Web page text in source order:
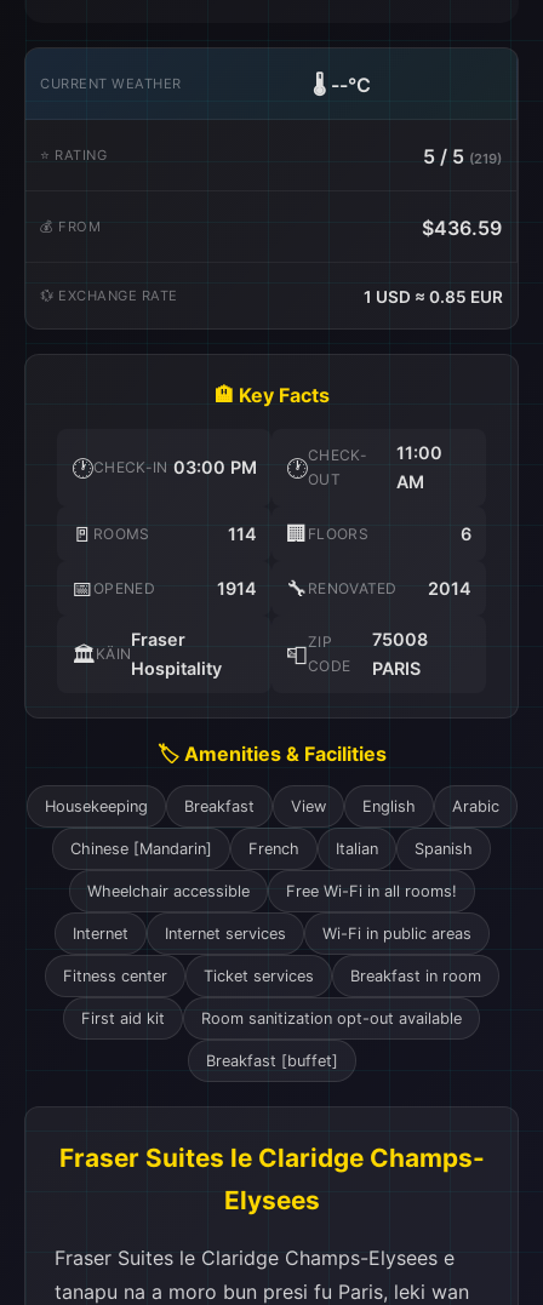
CURRENT WEATHER 🌡️ --°C
⭐ RATING 5 / 5 (219)
💰 FROM $436.59
💱 EXCHANGE RATE 1 USD ≈ 0.85 EUR
🏨 Key Facts
🕐CHECK-IN 03:00 PM 🕐CHECK-
OUT
11:00
AM
🚪 ROOMS 114 🏢 FLOORS 6
📅OPENED 1914 🔧 RENOVATED 2014
🏛️KÄIN
Fraser
Hospitality
📮ZIP
CODE
75008
PARIS
🏷️ Amenities & Facilities
Housekeeping Breakfast View English Arabic
Chinese [Mandarin] French Italian Spanish
Wheelchair accessible Free Wi-Fi in all rooms!
Internet Internet services Wi-Fi in public areas
Fitness center Ticket services Breakfast in room
First aid kit Room sanitization opt-out available
Breakfast [buffet]
Fraser Suites le Claridge Champs-
Elysees
Fraser Suites le Claridge Champs-Elysees e
tanapu na a moro bun presi fu Paris, leki wan